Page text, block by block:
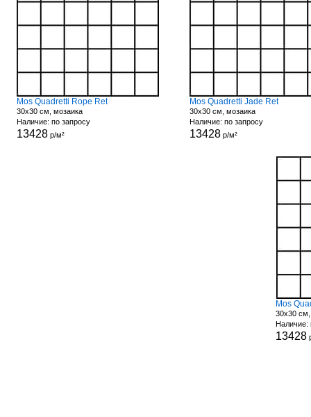
Mos Quadretti Rope Ret
30x30 см, мозаика
Наличие: по запросу
13428р/м²
Mos Quadretti Jade Ret
30x30 см, мозаика
Наличие: по запросу
13428р/м²
Mos
30x30
Наличие:
13428